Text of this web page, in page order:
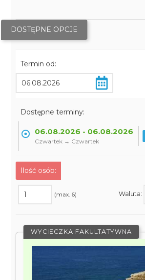
DOSTĘPNE OPCJE
Termin od:
Dostępne terminy:
06.08.2026 - 06.08.2026
Czwartek → Czwartek
Ilość osób:
(max. 6) Waluta:
WYCIECZKA FAKULTATYWNA